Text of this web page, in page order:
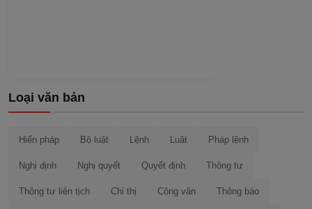
Loại văn bản
Hiến pháp Bộ luật Lệnh Luật Pháp lệnh
Nghị định Nghị quyết Quyết định Thông tư
Thông tư liên tịch Chỉ thị Công văn Thông báo